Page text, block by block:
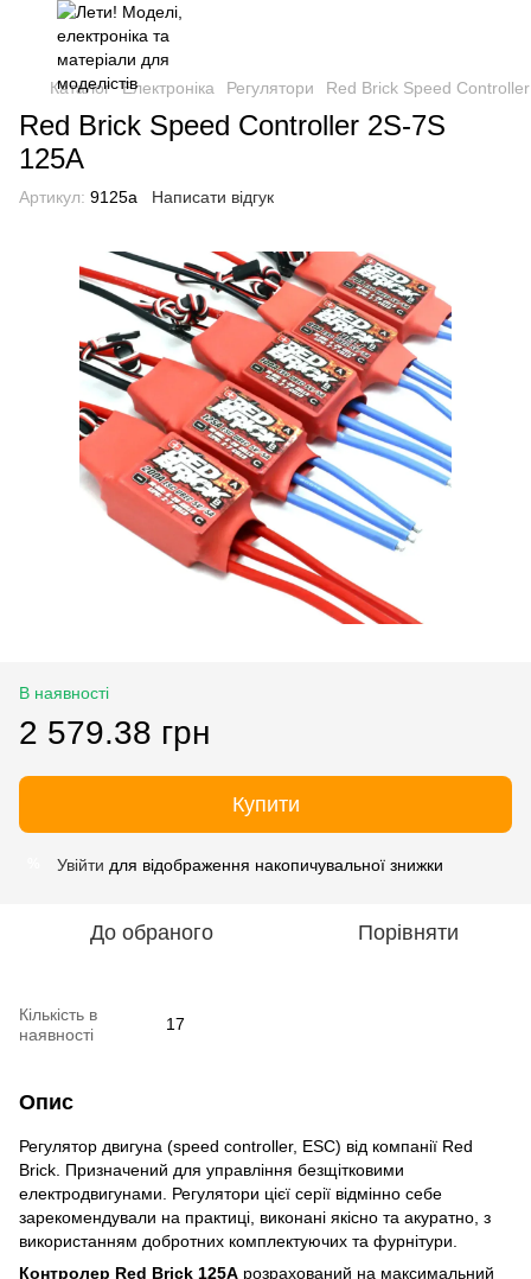
Каталог Електроніка Регулятори Red Brick Speed
Red Brick Speed Controller 2S-7S
125A
Артикул: 9125a Написати відгук
В наявності
2 579.38 грн
Купити
Увійти для відображення накопичувальної знижки
До обраного Порівняти
Кількість в
наявності
17
Опис
Регулятор двигуна (speed controller, ESC) від компанії Red
Brick. Призначений для управління безщітковими
електродвигунами. Регулятори цієї серії відмінно себе
зарекомендували на практиці, виконані якісно та акуратно, з
використанням добротних комплектуючих та фурнітури.
Контролер Red Brick 125A розрахований на максимальний